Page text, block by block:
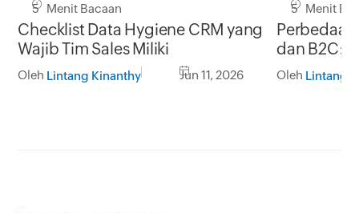
5 Menit Bacaan
Checklist Data Hygiene CRM yang
Wajib Tim Sales Miliki
Oleh Lintang Kinanthy Jun 11, 2026
5 Menit
dan B2C:
Oleh Lintang